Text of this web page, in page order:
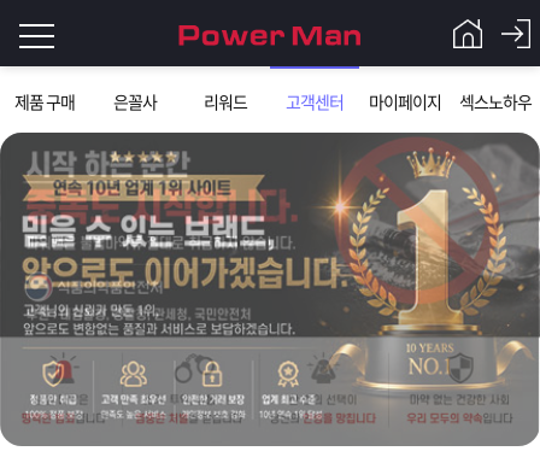
제품 구매 은꼴사 리워드 고객센터 마이페이지 섹스노하우
그
인
이
필
요
니
로
Q&A
파
워
제
입금확인이 안되는 상황을 대비해 꼭 입금후 고객센터 연락바랍니다.
[2026구정 연휴]설 연휴 배송 및 휴무 안내